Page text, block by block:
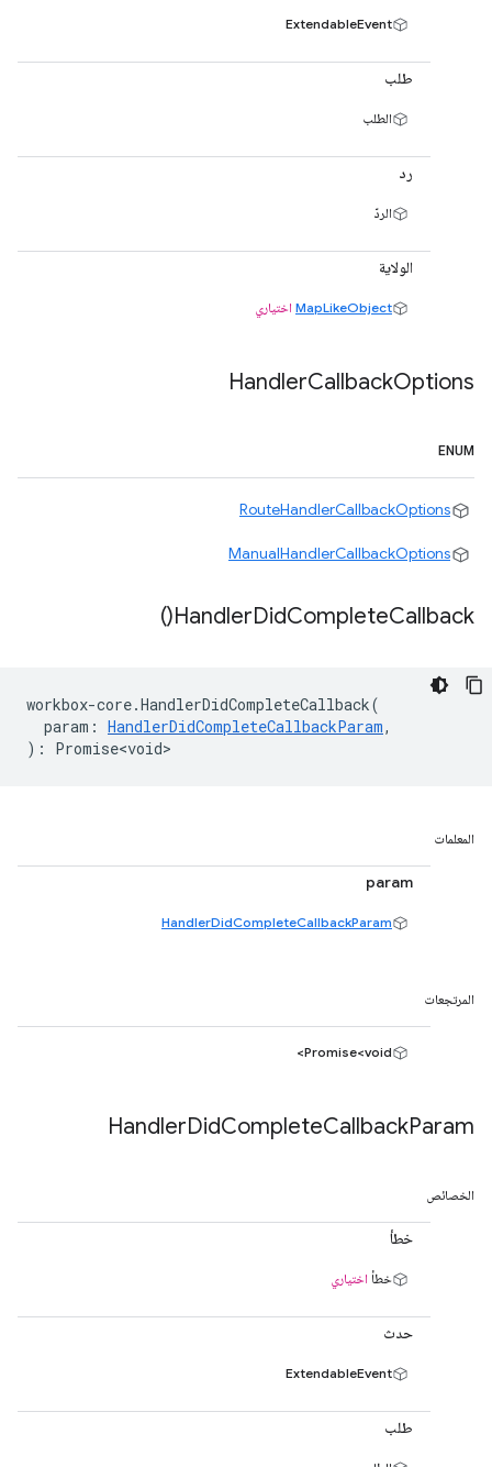
ExtendableEvent
طلب
الطلب
رد
الردّ
الولاية
MapLikeObject اختياري
HandlerCallbackOptions
ENUM
RouteHandlerCallbackOptions
ManualHandlerCallbackOptions
HandlerDidCompleteCallback(
)
workbox-core.HandlerDidCompleteCallback(
param : HandlerDidCompleteCallbackParam,
) : Promise<void>
المعلمات
param
HandlerDidCompleteCallbackParam
المرتجعات
Promise<void>
HandlerDidCompleteCallbackParam
الخصائص
خطأ
خطأ اختياري
حدث
ExtendableEvent
طلب